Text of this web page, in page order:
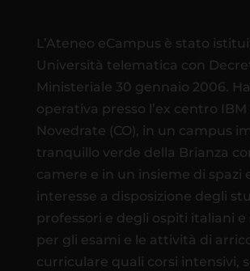
L’Ateneo eCampus è stato
Università telematica con
Ministeriale 30 gennaio 2006.
operativa presso l’ex centro IBM
Novedrate (CO), in un campus
tranquillo verde della Brianza
camere e in un insieme di spazi
interesse a disposizione degli
professori e degli ospiti italiani e
per gli esami e le attività di
curriculare quali corsi intensivi,